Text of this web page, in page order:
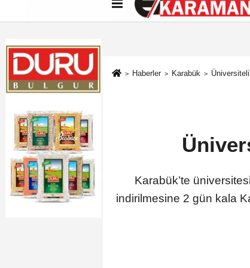
Künye İletişim Çerez Politikası
Haberler Karabük
Karabük’te
indirilmesine 2 gün kala